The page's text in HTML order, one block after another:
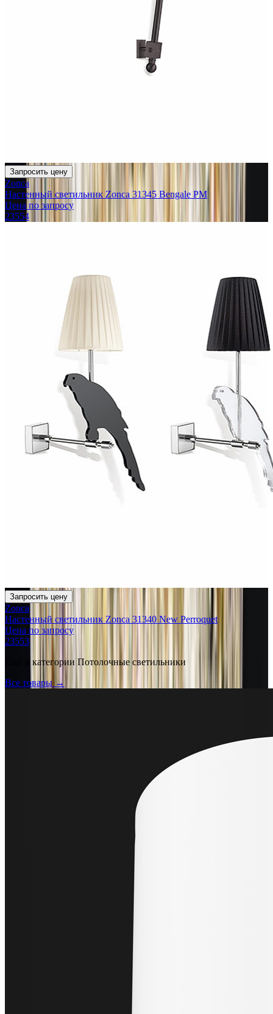
Запросить цену
Zonca
Настенный светильник Zonca 31345 Bengale PM
Цена по запросу
23554
Запросить цену
Zonca
Настенный светильник Zonca 31340 New Perroquet
Цена по запросу
23553
Ещё в категории Потолочные светильники
Все товары →